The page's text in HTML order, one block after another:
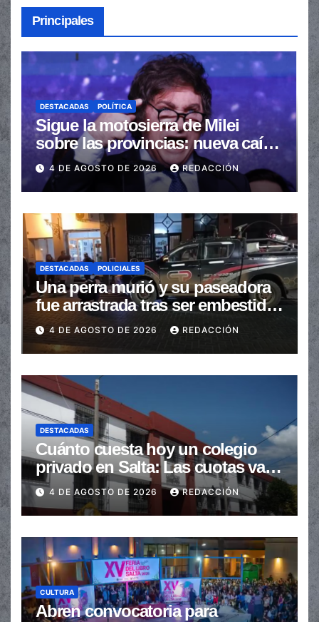
Principales
DESTACADAS POLÍTICA
Sigue la motosierra de Milei
sobre las provincias: nueva caída
de las transferencias no
automáticas
4 DE AGOSTO DE 2026 REDACCIÓN
DESTACADAS POLICIALES
Una perra murió y su paseadora
fue arrastrada tras ser embestidas
en la senda peatonal
4 DE AGOSTO DE 2026 REDACCIÓN
DESTACADAS
Cuánto cuesta hoy un colegio
privado en Salta: Las cuotas van
de $110.000 a más de $600.000
4 DE AGOSTO DE 2026 REDACCIÓN
CULTURA
Abren convocatoria para